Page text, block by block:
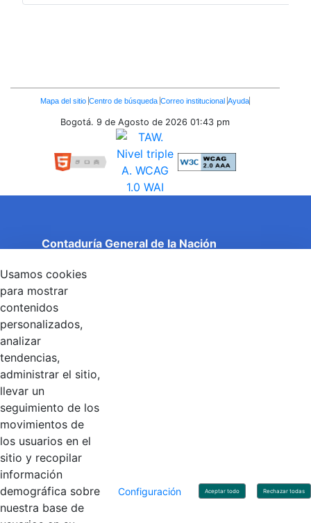
Enlaces
Inferiores
Mapa del sitio Centro de búsqueda Correo institucional Ayuda
Bogotá. 9 de Agosto de 2026 01:43 pm
Contaduría General de la Nación
Entidad adscrita al Ministerio de Hacienda y Crédito
Público
Torre 1 (Aire) - Piso 15, Bogotá D.C., Colombia
Código Postal: 111071
Linkedin
Contacto
Línea de servicio al ciudadano: +57(601) 492 64 00
Correo Institucional:
Correo de notificaciones judiciales:
notificacionjudicial@contaduria.gov.co
Correo de Asuntos disciplinarios:
Usamos cookies
para mostrar
contenidos
personalizados,
analizar
tendencias,
administrar el sitio,
llevar un
seguimiento de los
movimientos de
los usuarios en el
sitio y recopilar
información
demográfica sobre
nuestra base de
Configuración Aceptar todo Rechazar todas